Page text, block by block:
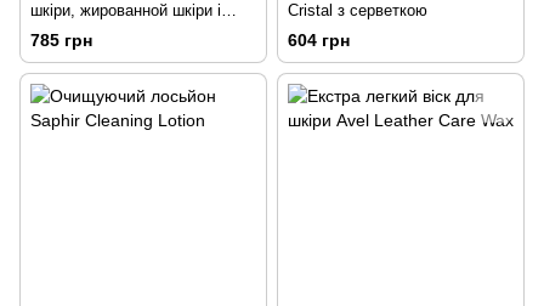
шкіри, жированной шкіри і
нубука, Saphir Greasy Leather,
кол. нейтральний
785 грн
Cristal з серветкою
604 грн